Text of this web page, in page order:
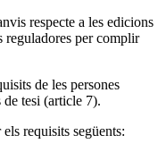
respecte a les edicions
reguladores per complir
de les persones
tesi (article 7).
requisits següents: